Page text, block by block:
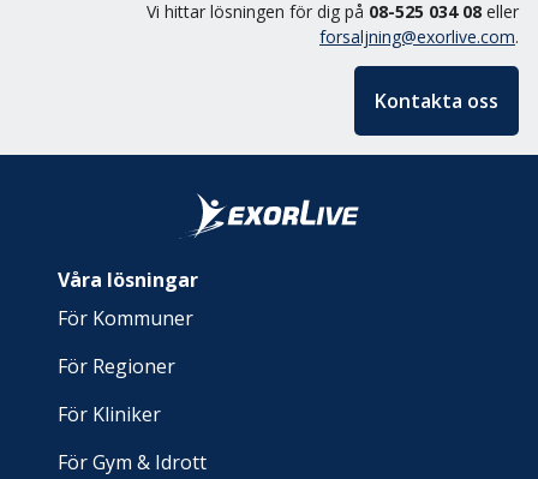
Vi hittar lösningen för dig på 08-525 034 08 eller
forsaljning@exorlive.com.
Kontakta oss
Våra lösningar
För Kommuner
För Regioner
För Kliniker
För Gym & Idrott